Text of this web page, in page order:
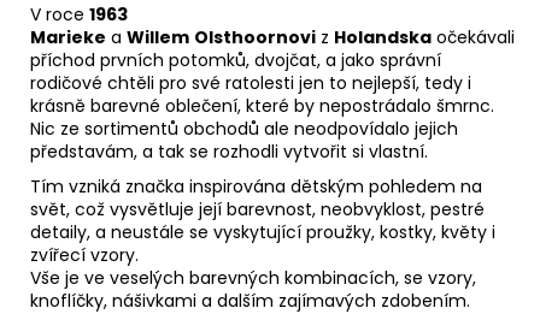
V roce 1963
Marieke a Willem Olsthoornovi z Holandska očekávali
příchod prvních potomků, dvojčat, a jako správní
rodičové chtěli pro své ratolesti jen to nejlepší, tedy i
krásně barevné oblečení, které by nepostrádalo šmrnc.
Nic ze sortimentů obchodů ale neodpovídalo jejich
představám, a tak se rozhodli vytvořit si vlastní.
Tím vzniká značka inspirována dětským pohledem na
svět, což vysvětluje její barevnost, neobvyklost, pestré
detaily, a neustále se vyskytující proužky, kostky, květy i
zvířecí vzory.
Vše je ve veselých barevných kombinacích, se vzory,
knoflíčky, nášivkami a dalším zajímavých zdobením.